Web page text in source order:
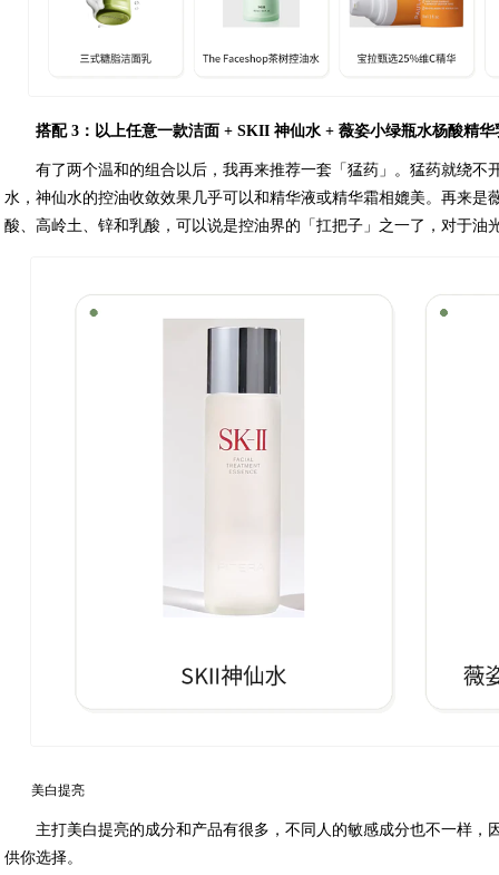
搭配 3：以上任意一款洁面 + SKII 神仙水 + 薇姿小绿瓶水杨酸精
有了两个温和的组合以后，我再来推荐一套「猛药」。猛药就绕
水，神仙水的控油收敛效果几乎可以和精华液或精华霜相媲美。再来是
酸、高岭土、锌和乳酸，可以说是控油界的「扛把子」之一了，对于油
美白提亮
主打美白提亮的成分和产品有很多，不同人的敏感成分也不一样，
供你选择。